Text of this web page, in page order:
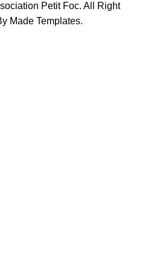
Petit Foc. All Right
Made Templates.